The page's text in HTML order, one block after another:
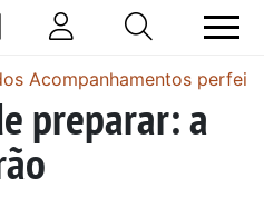
Acompanhamentos
preparar: a